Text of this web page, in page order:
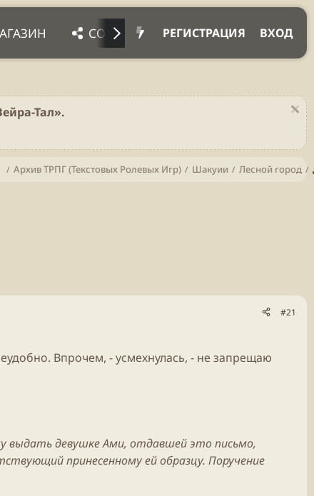
СОЦ. СЕТИ ПРОЧЕЕ ВХОД
РЕГИСТРАЦИЯ
Тал».
Архив ТРПГ (Текстовых Ролевых Игр) Шакуии Лесной город
#21
Впрочем, - усмехнулась, - не запрещаю
выдать девушке Ами, отдавшей это письмо,
принесенному ей образцу. Поручение